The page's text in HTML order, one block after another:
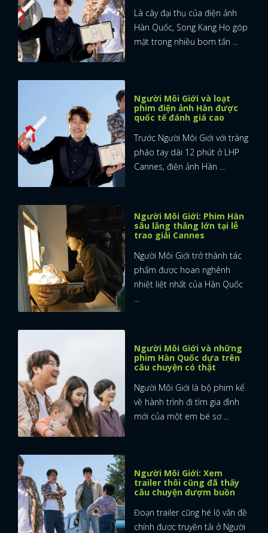
Là cây đại thụ của điện ảnh
Hàn Quốc, Song Kang Ho góp
mặt trong nhiều bom tấn ...
Người Môi Giới và loạt
phim điện ảnh Hàn được
quốc tế đánh giá cao
Trước Người Môi Giới với tràng
pháo tay dài 12 phút ở LHP
Cannes, điện ảnh Hàn ...
Người Môi Giới: Phim Hàn
sâu lắng thắng lớn tại lễ
trao giải Cannes
Người Môi Giới trở thành tác
phẩm được hoan nghênh
nhiệt liệt nhất của Hàn Quốc
Người Môi Giới và những
phim Hàn Quốc dựa trên
câu chuyện có thật
Người Môi Giới là bộ phim kể
về hành trình đi tìm gia đình
mới của một em bé sơ ...
Người Môi Giới: Xem
trailer thôi cũng đã thấy
câu chuyện đượm buồn
Đoạn trailer cũng hé lộ vấn đề
chính được truyền tải ở Người